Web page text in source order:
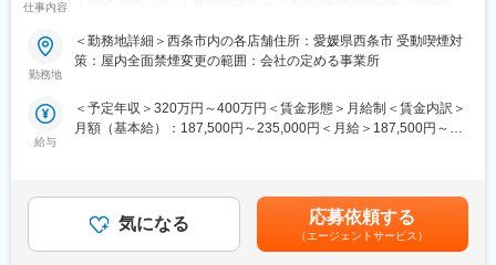
変更の範囲：会社の定める業務
です。
■現場から店舗運営まで段階的に成長できる環境：
レジ・商品管理などの基礎業務からスタートし、将来的には店長
地域のお客様との距離が近く、日々の接客や相談対応を通じて、
信頼される存在として働けます。
仕事内容
■仕事内容：
まずは、レジ業務や商品管理などの基礎業務からスタートし、店
舗運営の基本を学んでいただきます。
・商品陳列・売場づくり
・発注・在庫管理
・売上・数値管理の補助
勤務地
＜勤務地詳細＞西条市内の各店舗住所：愛媛県西条市 受動喫煙対
策：屋内全面禁煙変更の範囲：会社の定める事業所
給与
＜予定年収＞320万円～400万円＜賃金形態＞月給制＜賃金内訳＞
月額（基本給）：187,500円～235,000円＜月給＞187,500円～
可能性があります。月給(月額)は固定手当を含めた表記です。
気になる 応募依頼する
（エージェントサービス）